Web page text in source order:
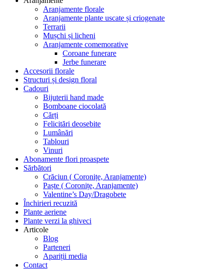
Aranjamente florale
Aranjamente plante uscate și criogenate
Terrarii
Mușchi și licheni
Aranjamente comemorative
Coroane funerare
Jerbe funerare
Accesorii florale
Structuri și design floral
Cadouri
Bijuterii hand made
Bomboane ciocolată
Cărți
Felicitări deosebite
Lumânări
Tablouri
Vinuri
Abonamente flori proaspete
Sărbători
Crăciun ( Coronițe, Aranjamente)
Paște ( Coronițe, Aranjamente)
Valentine’s Day/Dragobete
Închirieri recuzită
Plante aeriene
Plante verzi la ghiveci
Articole
Blog
Parteneri
Apariții media
Contact